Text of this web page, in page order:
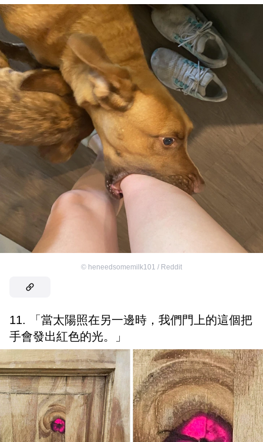
© heneedsomemilk101 / Reddit
11. 「當太陽照在另一邊時，我們門上的這個把
手會發出紅色的光。」